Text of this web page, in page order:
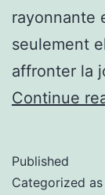
rayonnante
seulement
affronter la
Continue
Published
Categorized as